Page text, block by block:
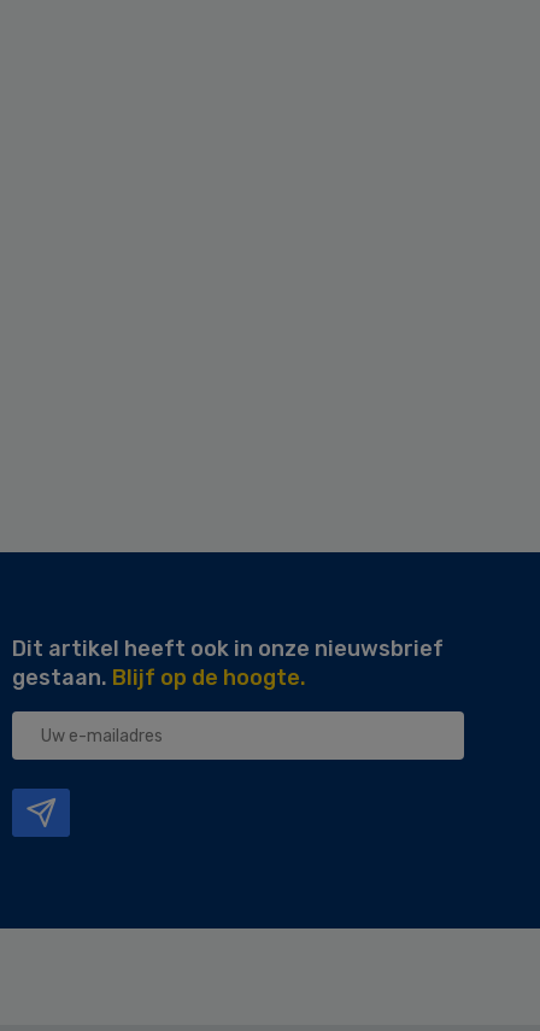
Dit artikel heeft ook in onze nieuwsbrief
gestaan. Blijf op de hoogte.
Uw